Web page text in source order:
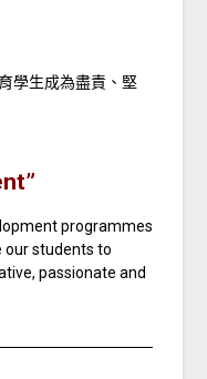
學生成為盡責、堅
programmes
our students to
passionate and